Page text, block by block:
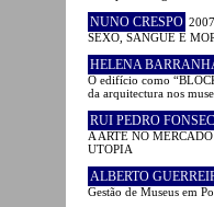
NUNO CRESPO
SEXO, SANGUE E
HELENA
O edifício como
da arquitectura nos
RUI PEDRO
A ARTE NO
UTOPIA
ALBERTO
Gestão de Museus em